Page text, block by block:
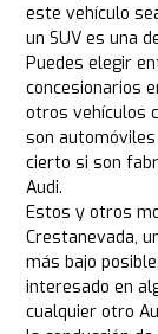
este vehículo
un SUV es una
Puedes elegir
concesionarios
otros vehículos
son
cierto si son
Audi.
Estos y otros
Crestanevada,
más bajo
interesado en
cualquier otro